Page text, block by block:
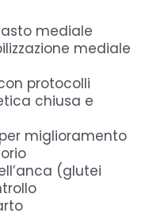
mediale
mediale
protocolli
chiusa e
per miglioramento
(glutei